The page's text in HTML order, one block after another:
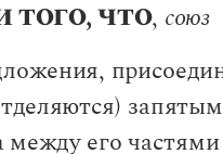
ТОГО, ЧТО, союз
его частями